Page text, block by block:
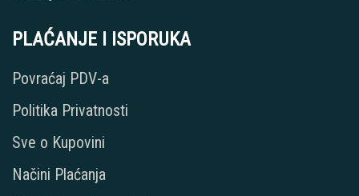
PLAĆANJE I ISPORUKA
Povraćaj PDV-a
Politika Privatnosti
Sve o Kupovini
Načini Plaćanja